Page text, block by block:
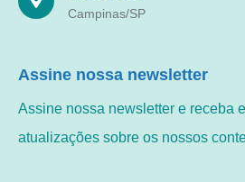
Campinas/SP
Assine nossa newsletter
Assine nossa newsletter e receba
atualizações sobre os nossos